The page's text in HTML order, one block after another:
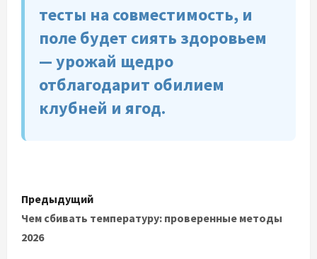
тесты на совместимость, и
поле будет сиять здоровьем
— урожай щедро
отблагодарит обилием
клубней и ягод.
Н
а
Предыдущий
Чем сбивать температуру: проверенные методы
2026